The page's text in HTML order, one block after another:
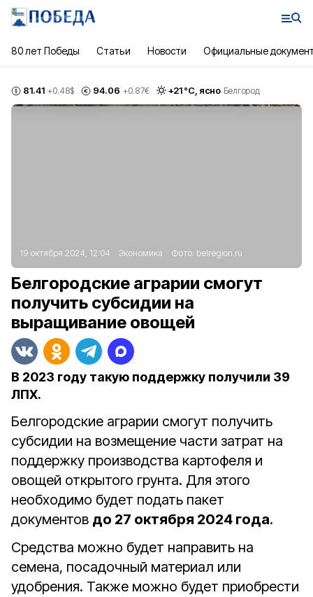
80 лет Победы Статьи Новости Официальные
81.41 +0.48$ 94.06 +0.87€ +21°С, ясно Белгород
19 октября 2024, 12:04 Экономика Фото: belregion.ru
Белгородские аграрии смогут
получить субсидии на
выращивание овощей
В 2023 году такую поддержку получили 39
ЛПХ.
Белгородские аграрии смогут получить
субсидии на возмещение части затрат на
поддержку производства картофеля и
овощей открытого грунта. Для этого
необходимо будет подать пакет
документов до 27 октября 2024 года.
Средства можно будет направить на
семена, посадочный материал или
удобрения. Также можно будет приобрести